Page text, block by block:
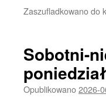
Zaszufladkowano do
Sobotni-
Opublikowano2026-